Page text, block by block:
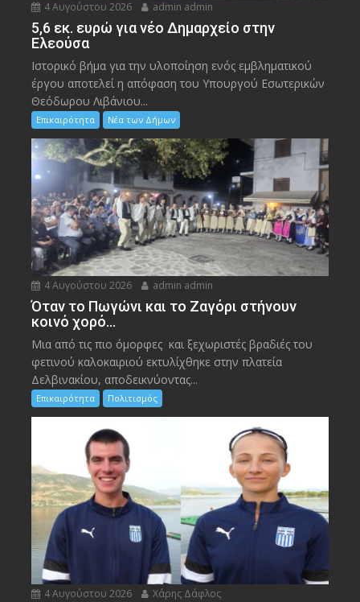
4 Αυγούστου 2026 admin admin
5,6 εκ. ευρώ για νέο Δημαρχείο στην
Ελεούσα
Ιστορικό βήμα για την υλοποίηση ενός εμβληματικού
έργου αποτελεί η απόφαση του Υπουργού Εσωτερικών
Θεόδωρου Λιβάνιου...
Επικαιρότητα Νέα των Δήμων
4 Αυγούστου 2026 admin admin
Όταν το Πωγώνι και το Ζαγόρι στήνουν
κοινό χορό…
Μια από τις πιο όμορφες και ξεχωριστές βραδιές του
φετινού καλοκαιριού εκτυλίχθηκε στην πλατεία
Δελβινακίου, αποδεικνύοντας...
Επικαιρότητα Πολιτισμός
4 Αυγούστου 2026 Χάρης Δάφλος